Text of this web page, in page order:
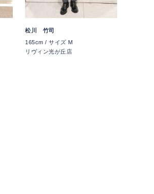
松川 竹司
165cm / サイズ M
リヴィン光が丘店